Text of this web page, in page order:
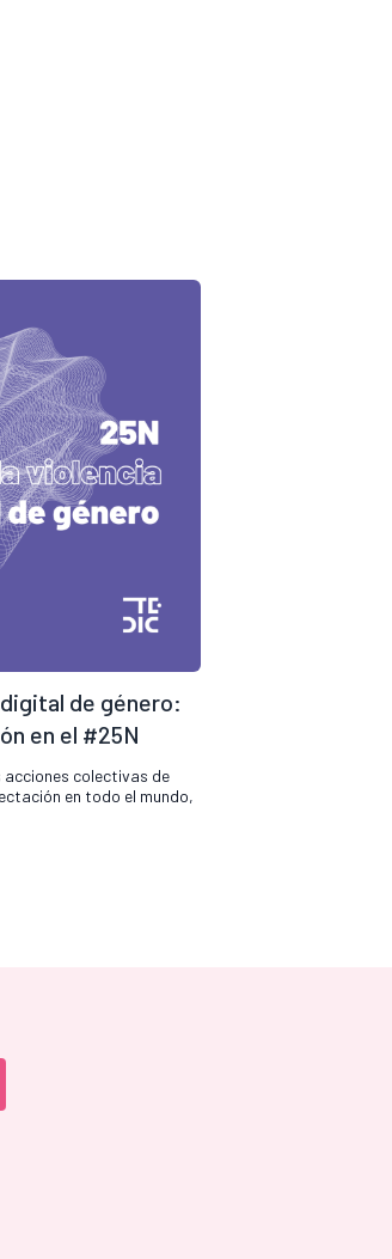
de género:
en el #25N
acciones colectivas de
en todo el mundo,